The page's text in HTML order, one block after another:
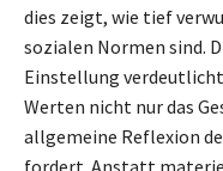
dies zeigt, wie tief
sozialen Normen sind.
Einstellung
Werten nicht nur das
allgemeine Reflexion
fordert. Anstatt